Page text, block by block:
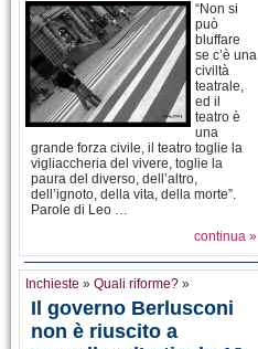
“Non si
può
bluffare
se c’è una
civiltà
teatrale,
ed il
teatro è
una
grande forza civile, il teatro toglie la
vigliaccheria del vivere, toglie la
paura del diverso, dell’altro,
dell’ignoto, della vita, della morte”.
Parole di Leo …
continua »
Inchieste » Quali riforme? »
Il governo Berlusconi
non è riuscito a